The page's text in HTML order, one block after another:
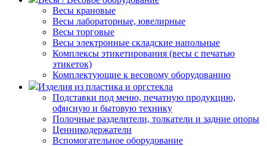
Весы крановые
Весы лабораторные, ювелирные
Весы торговые
Весы электронные складские напольные
Комплексы этикетирования (весы с печатью
этикеток)
Комплектующие к весовому оборудованию
Изделия из пластика и оргстекла
Подставки под меню, печатную продукцию,
офисную и бытовую технику
Полочные разделители, толкатели и задние опоры
Ценникодержатели
Вспомогательное оборудование